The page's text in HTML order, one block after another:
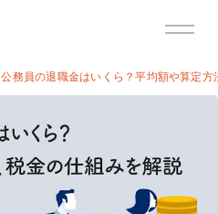
公務員の退職金はいくら？平均額や算定